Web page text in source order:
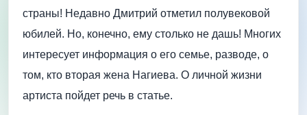
страны! Недавно Дмитрий отметил полувековой
юбилей. Но, конечно, ему столько не дашь! Многих
интересует информация о его семье, разводе, о
том, кто вторая жена Нагиева. О личной жизни
артиста пойдет речь в статье.